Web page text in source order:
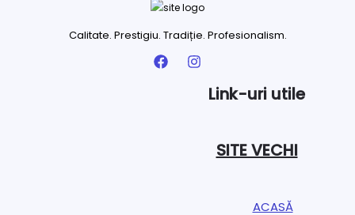
Calitate. Prestigiu. Tradiție. Profesionalism.
Link-uri utile
SITE VECHI
ACASĂ